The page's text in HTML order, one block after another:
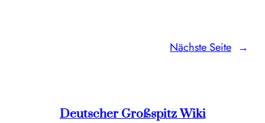
Nächste Seite →
Deutscher Großspitz Wiki